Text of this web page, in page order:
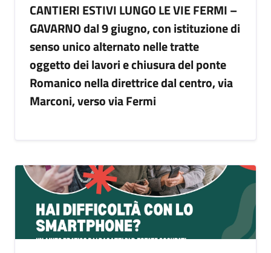
CANTIERI ESTIVI LUNGO LE VIE FERMI –
GAVARNO dal 9 giugno, con istituzione di
senso unico alternato nelle tratte
oggetto dei lavori e chiusura del ponte
Romanico nella direttrice dal centro, via
Marconi, verso via Fermi